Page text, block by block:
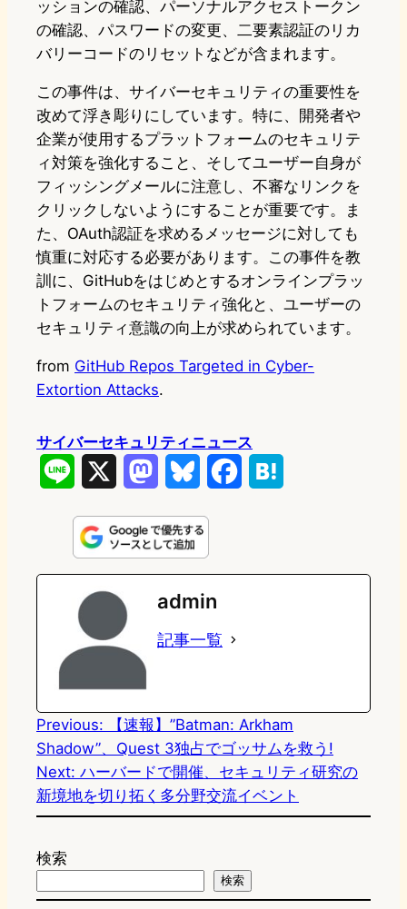
ッションの確認、パーソナルアクセストークン
の確認、パスワードの変更、二要素認証のリカ
バリーコードのリセットなどが含まれます。
この事件は、サイバーセキュリティの重要性を
改めて浮き彫りにしています。特に、開発者や
企業が使用するプラットフォームのセキュリテ
ィ対策を強化すること、そしてユーザー自身が
フィッシングメールに注意し、不審なリンクを
クリックしないようにすることが重要です。ま
た、OAuth認証を求めるメッセージに対しても
慎重に対応する必要があります。この事件を教
訓に、GitHubをはじめとするオンラインプラッ
トフォームのセキュリティ強化と、ユーザーの
セキュリティ意識の向上が求められています。
from GitHub Repos Targeted in Cyber-
Extortion Attacks.
サイバーセキュリティニュース
n
e
s
t
o
d
n
u
e
s
k
e
k
e
admin
記事一覧
Previous:
【速報】”Batman: Arkham
Shadow”、Quest 3独占でゴッサムを救う!
Next: ハーバードで開催、セキュリティ研究の
新境地を切り拓く多分野交流イベント
検索
検索